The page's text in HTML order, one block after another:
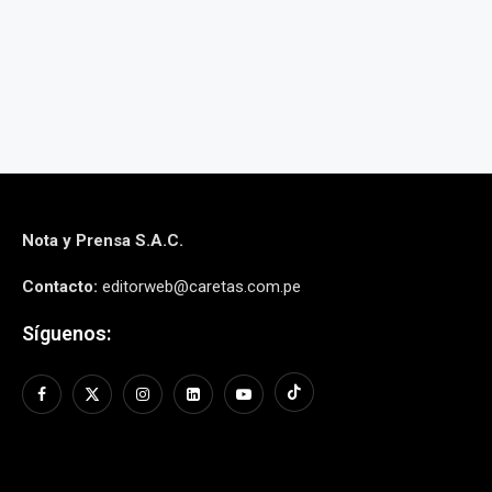
Nota y Prensa S.A.C.
Contacto: editorweb@caretas.com.pe
Síguenos: